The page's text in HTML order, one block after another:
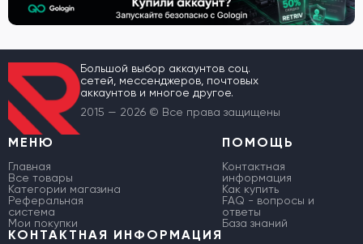
Большой выбор аккаунтов соц.
сетей, мессенджеров, почтовых
аккаунтов и многое другое.
2015 — 2026 © Все права защищены
МЕНЮ
Главная
Все товары
Категории магазина
Реферальная
система
Мои покупки
ПОМОЩЬ
Контактная
информация
Как купить
FAQ - вопросы и
ответы
База знаний
КОНТАКТНАЯ ИНФОРМАЦИЯ